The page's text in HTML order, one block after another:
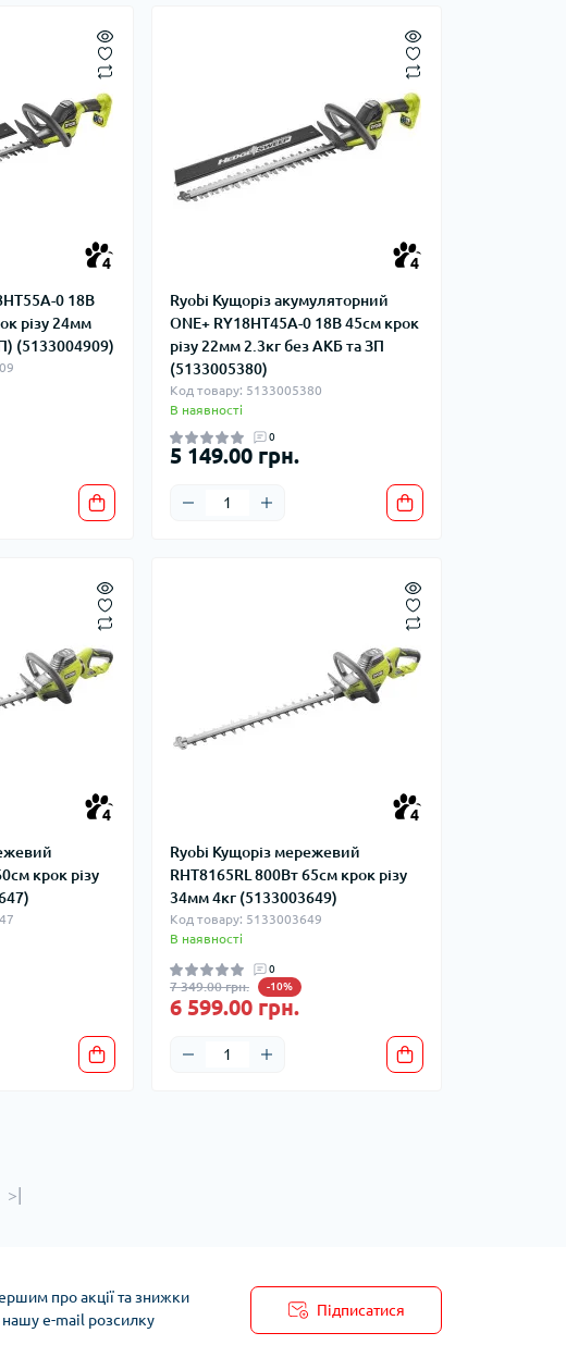
4
0 18В
різу 24мм
(5133004909)
4
Ryobi Кущоріз акумуляторний
ONE+ RY18HT45A-0 18В 45см крок
різу 22мм 2.3кг без АКБ та ЗП
(5133005380)
Код товару: 5133005380
В наявності
0
5 149.00 грн.
4
крок різу
4
Ryobi Кущоріз мережевий
RHT8165RL 800Вт 65см крок різу
34мм 4кг (5133003649)
Код товару: 5133003649
В наявності
0
7 349.00 грн. -10%
6 599.00 грн.
>|
про акції та знижки
нашу e-mail розсилку
Підписатися